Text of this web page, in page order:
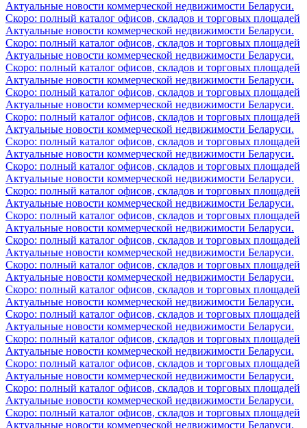
Актуальные новости коммерческой недвижимости Беларуси.
Скоро: полный каталог офисов, складов и торговых площадей
Актуальные новости коммерческой недвижимости Беларуси.
Скоро: полный каталог офисов, складов и торговых площадей
Актуальные новости коммерческой недвижимости Беларуси.
Скоро: полный каталог офисов, складов и торговых площадей
Актуальные новости коммерческой недвижимости Беларуси.
Скоро: полный каталог офисов, складов и торговых площадей
Актуальные новости коммерческой недвижимости Беларуси.
Скоро: полный каталог офисов, складов и торговых площадей
Актуальные новости коммерческой недвижимости Беларуси.
Скоро: полный каталог офисов, складов и торговых площадей
Актуальные новости коммерческой недвижимости Беларуси.
Скоро: полный каталог офисов, складов и торговых площадей
Актуальные новости коммерческой недвижимости Беларуси.
Скоро: полный каталог офисов, складов и торговых площадей
Актуальные новости коммерческой недвижимости Беларуси.
Скоро: полный каталог офисов, складов и торговых площадей
Актуальные новости коммерческой недвижимости Беларуси.
Скоро: полный каталог офисов, складов и торговых площадей
Актуальные новости коммерческой недвижимости Беларуси.
Скоро: полный каталог офисов, складов и торговых площадей
Актуальные новости коммерческой недвижимости Беларуси.
Скоро: полный каталог офисов, складов и торговых площадей
Актуальные новости коммерческой недвижимости Беларуси.
Скоро: полный каталог офисов, складов и торговых площадей
Актуальные новости коммерческой недвижимости Беларуси.
Скоро: полный каталог офисов, складов и торговых площадей
Актуальные новости коммерческой недвижимости Беларуси.
Скоро: полный каталог офисов, складов и торговых площадей
Актуальные новости коммерческой недвижимости Беларуси.
Скоро: полный каталог офисов, складов и торговых площадей
Актуальные новости коммерческой недвижимости Беларуси.
Скоро: полный каталог офисов, складов и торговых площадей
Актуальные новости коммерческой недвижимости Беларуси.